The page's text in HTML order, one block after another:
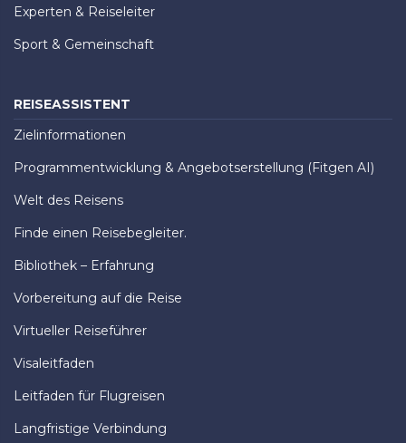
Experten & Reiseleiter
Sport & Gemeinschaft
REISEASSISTENT
Zielinformationen
Programmentwicklung & Angebotserstellung (Fitgen AI)
Welt des Reisens
Finde einen Reisebegleiter.
Bibliothek – Erfahrung
Vorbereitung auf die Reise
Virtueller Reiseführer
Visaleitfaden
Leitfaden für Flugreisen
Langfristige Verbindung